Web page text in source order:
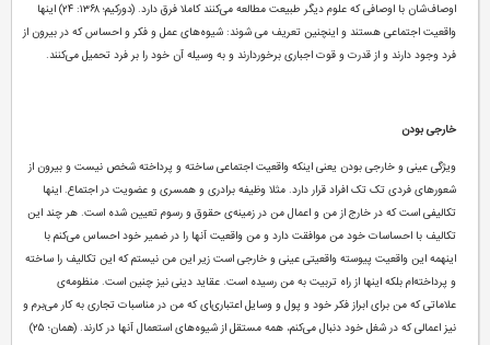
اوصاف‌شان با اوصافی که علوم دیگر طبیعت مطالعه می‌کنند کاملا فرق دارد. (دورکیم؛ ۱۳۶۸: ۲۴) اینها
واقعیت اجتماعی هستند و اینچنین تعریف می شوند: شیوه‌های عمل و فکر و احساس که در بیرون از
فرد وجود دارند و از قدرت و قوت اجباری برخوردارند و به وسیله آن خود را بر فرد تحمیل می‌کنند.
خارجی بودن
ویژگی‌ عینی و خارجی بودن یعنی اینکه واقعیت اجتماعی ساخته و پرداخته شخص نیست و بیرون از
شعورهای فردی تک تک افراد قرار دارد. مثلا وظیفه برادری و همسری و عضویت در اجتماع. اینها
تکالیفی است که در خارج از من و اعمال من در زمینه‌ی حقوق و رسوم تعیین شده است. هر چند این
تکالیف با احساسات خود من موافقت دارد و من واقعیت آنها را در ضمیر خود احساس می‌کنم با
اینهمه این واقعیت پیوسته واقعیتی عینی و خارجی است زیر این من نیستم که این تکالیف را ساخته
و پرداخته‌ام بلکه اینها از راه تربیت به من رسیده است. عقاید دینی نیز چنین است. منظومه‌ی
علاماتی که من برای ابراز فکر خود و پول و وسایل اعتباری‌ای که من در مناسبات تجاری به کار می‌برم و
نیز اعمالی که در شغل خود دنبال می‌کنم، همه مستقل از شیوه‌های استعمال آنها در کارند. (همان؛ ۲۵)